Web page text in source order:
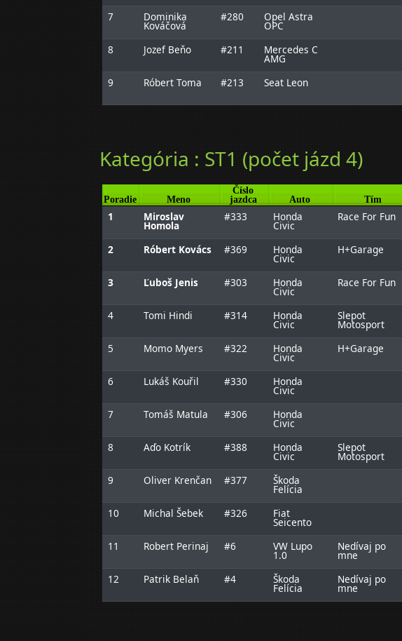
7 Dominika
Kováčová
#280 Opel Astra
OPC
8 Jozef Beňo #211 Mercedes C
AMG
9 Róbert Toma #213 Seat Leon
Kategória : ST1 (počet jázd 4)
Poradie Meno
Číslo
jazdca
Auto Tím
1 Miroslav
Homola
#333 Honda
Civic
Race For Fun
2 Róbert Kovács #369 Honda
Civic
H+Garage
3 Ľuboš Jenis #303 Honda
Civic
Race For Fun
4 Tomi Hindi #314 Honda
Civic
Slepot
Motosport
5 Momo Myers #322 Honda
Civic
H+Garage
6 Lukáš Kouřil #330 Honda
Civic
7 Tomáš Matula #306 Honda
Civic
8 Aďo Kotrík #388 Honda
Civic
Slepot
Motosport
9 Oliver Krenčan #377 Škoda
Felícia
10 Michal Šebek #326 Fiat
Seicento
11 Robert Perinaj #6 VW Lupo
1.0
Nedívaj po
mne
12 Patrik Belaň #4 Škoda
Felícia
Nedívaj po
mne